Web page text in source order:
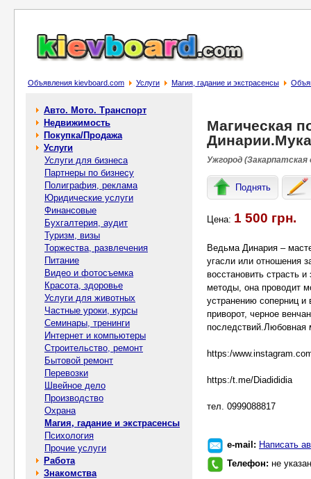
Объявления kievboard.com Услуги Магия, гадание и экстрасенсы
Авто. Мото. Транспорт
Недвижимость
Покупка/Продажа
Услуги
Услуги для бизнеса
Партнеры по бизнесу
Полиграфия, реклама
Юридические услуги
Финансовые
Бухгалтерия, аудит
Туризм, визы
Торжества, развлечения
Питание
Видео и фотосъемка
Красота, здоровье
Услуги для животных
Частные уроки, курсы
Семинары, тренинги
Интернет и компьютеры
Строительство, ремонт
Бытовой ремонт
Перевозки
Швейное дело
Производство
Охрана
Магия, гадание и экстрасенсы
Психология
Прочие услуги
Работа
Знакомства
Магическая
Ужгород (Закарпатская
Поднять
Цена: 1 500 грн.
Ведьма Динария –
угасли или отношения
восстановить страсть
методы, она проводит
устранению соперниц
приворот, черное
последствий.Любовная
https:/
https:/t.me/Diadididia
тел. 0999088817
e-mail: Написать
Телефон: не указан